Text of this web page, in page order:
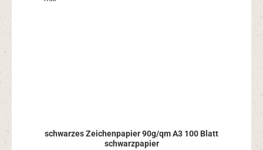
schwarzes Zeichenpapier 90g/qm A3 100 Blatt
schwarzpapier